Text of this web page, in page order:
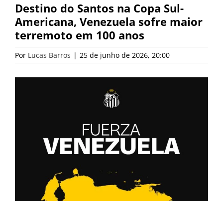
Destino do Santos na Copa Sul-
Americana, Venezuela sofre maior
terremoto em 100 anos
Por Lucas Barros | 25 de junho de 2026, 20:00